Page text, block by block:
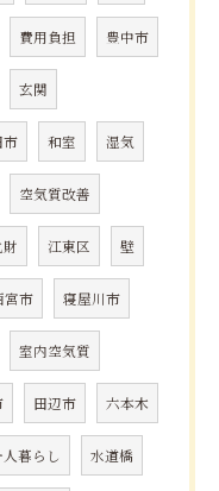
費用負担 豊中市
玄関
市 和室 湿気
空気質改善
江東区 壁
宮市 寝屋川市
室内空気質
田辺市 六本木
暮らし 水道橋